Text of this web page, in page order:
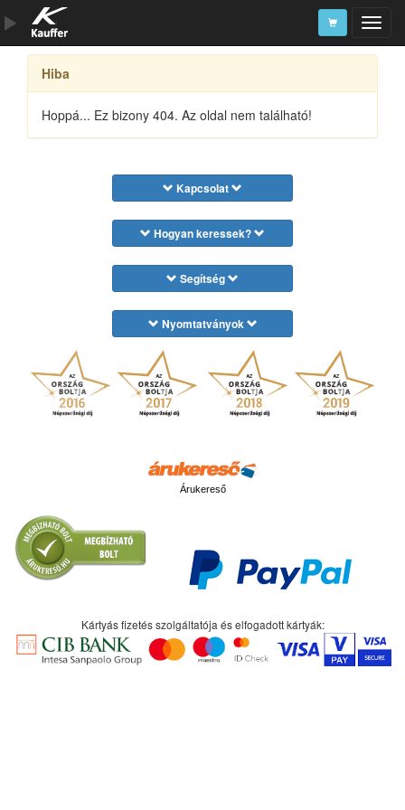
Szerszámkatalógus
Kosár
Alkatrészek
Hiba
Hoppá... Ez bizony 404. Az oldal nem található!
Kapcsolat
Hogyan keressek?
Segítség
Nyomtatványok
Árukereső
Kártyás fizetés szolgáltatója és elfogadott kártyák: